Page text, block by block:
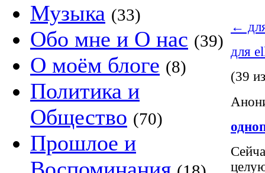
Музыка (33)
Обо мне и О нас (39)
О моём блоге (8)
Политика и
Общество (70)
Прошлое и
←
для
(39